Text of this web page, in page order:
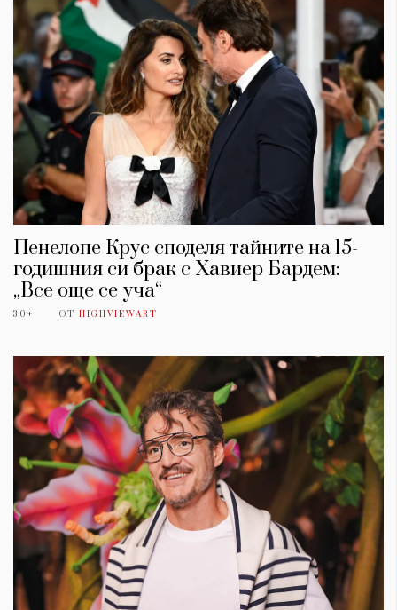
Пенелопе Крус споделя тайните на 15-
годишния си брак с Хавиер Бардем:
„Все още се уча“
30+ ОТ HIGHVIEWART